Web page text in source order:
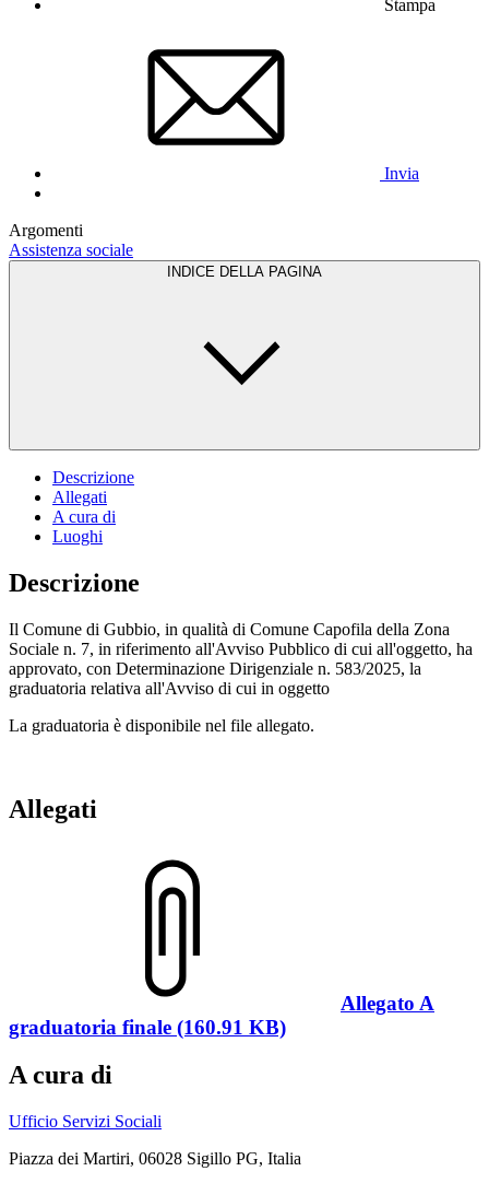
Stampa
Invia
Argomenti
Assistenza sociale
INDICE DELLA PAGINA
Descrizione
Allegati
A cura di
Luoghi
Descrizione
Il Comune di Gubbio, in qualità di Comune Capofila della Zona
Sociale n. 7, in riferimento all'Avviso Pubblico di cui all'oggetto, ha
approvato, con Determinazione Dirigenziale n. 583/2025, la
graduatoria relativa all'Avviso di cui in oggetto
La graduatoria è disponibile nel file allegato.
Allegati
Allegato A
graduatoria finale (160.91 KB)
A cura di
Ufficio Servizi Sociali
Piazza dei Martiri, 06028 Sigillo PG, Italia